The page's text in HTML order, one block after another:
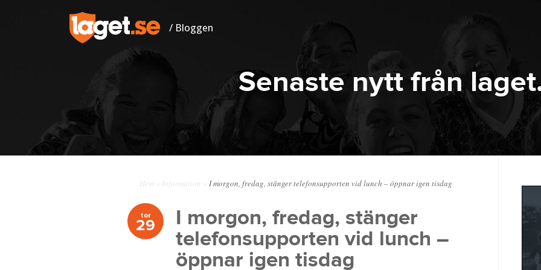
/ Bloggen
Senaste nytt från
Hem Information I morgon, fredag, stänger telefonsupporten vid lunch – öppnar igen tisdag
tor
29 I morgon, fredag, stänger
telefonsupporten vid lunch –
öppnar igen tisdag